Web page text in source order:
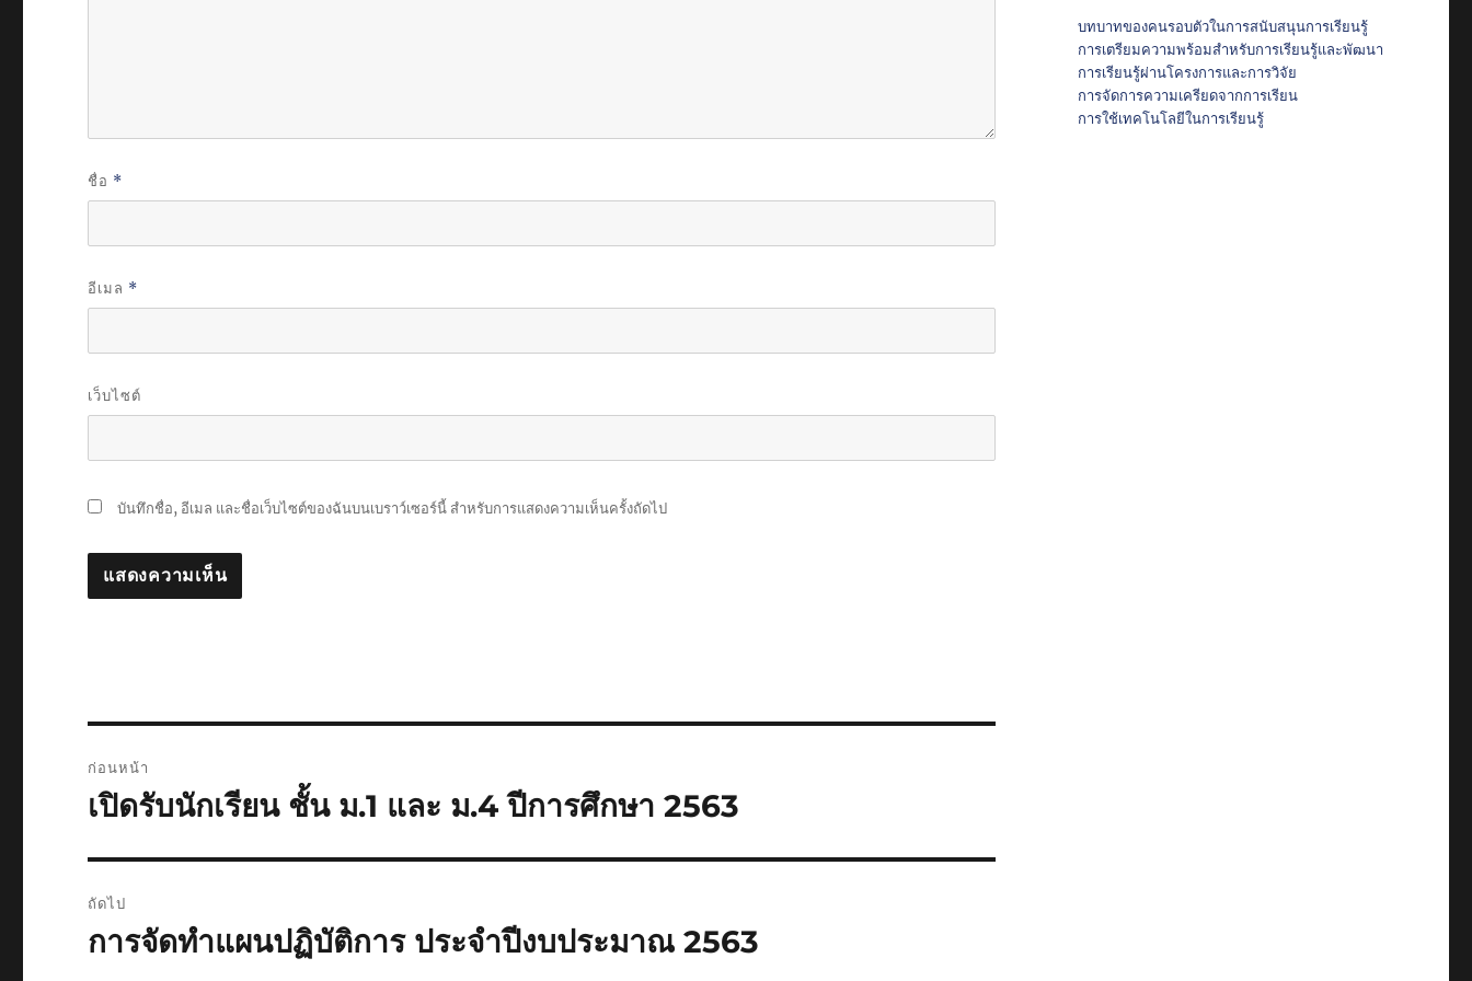
ชื่อ *
อีเมล *
เว็บไซต์
บันทึกชื่อ, อีเมล และชื่อเว็บไซต์ของฉันบนเบราว์เซอร์นี้ สำหรับการแสดงความเห็นครั้งถัดไป
เรื่อง
ก่อนหน้า
เรื่อง
หน้า:
เปิดรับนักเรียน ชั้น ม.1 และ ม.4 ปีการศึกษา 2563
ถัดไป
เรื่อง
การจัดทำแผนปฏิบัติการ ประจำปีงบประมาณ 2563
บทบาทของคนรอบตัวในการสนับสนุนการเรียนรู้
การเตรียมความพร้อมสำหรับการเรียนรู้และพัฒนา
การเรียนรู้ผ่านโครงการและการวิจัย
การจัดการความเครียดจากการเรียน
การใช้เทคโนโลยีในการเรียนรู้